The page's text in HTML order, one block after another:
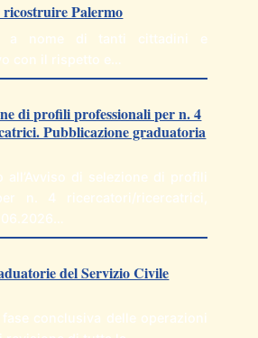
Palermo
a nome di tanti cittadini e
con il rispetto e…
di profili professionali per n. 4
Pubblicazione graduatoria
all’Avviso di selezione di profili
n. 4 ricercatori/ricercatrici,
del Servizio Civile
conclusiva delle operazioni